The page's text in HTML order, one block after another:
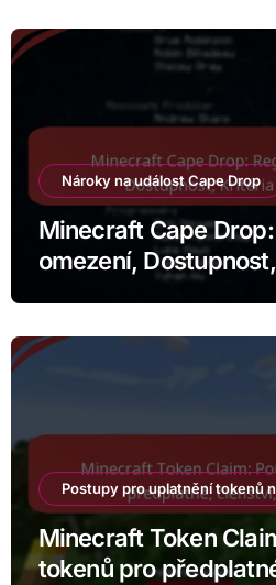
Nároky na událost Cape Drop
Minecraft Cape
omezení,
Postupy pro uplatnění tokenů
Minecraft Token
tokenů pro